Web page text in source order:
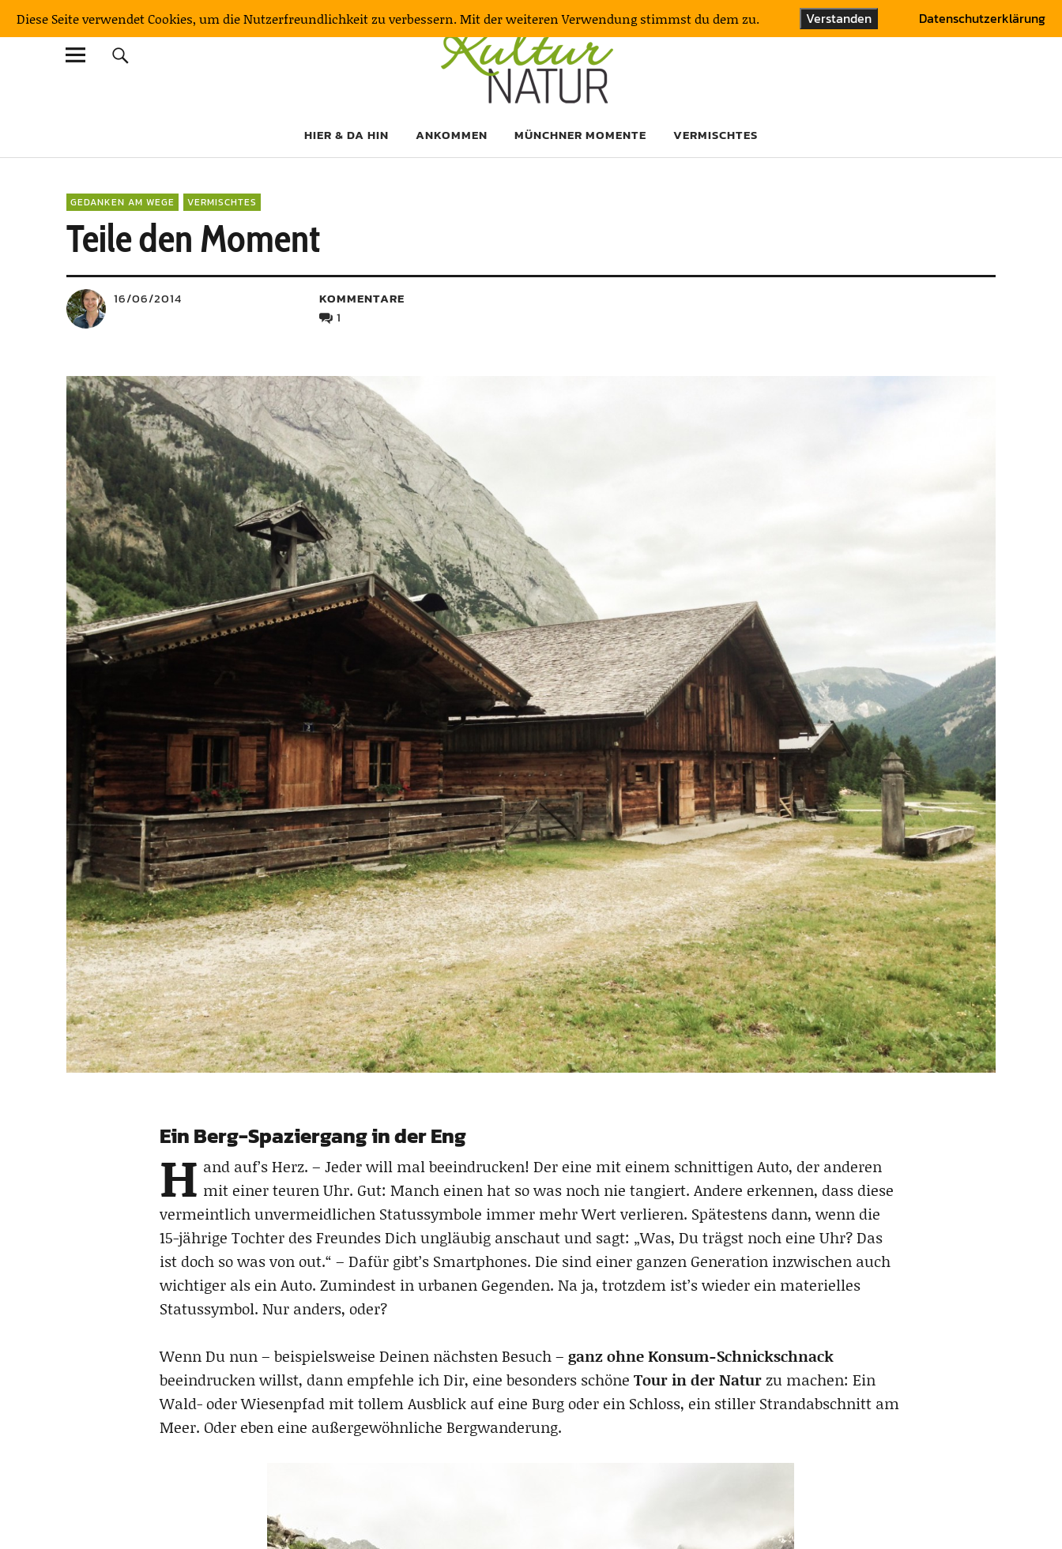
KulturNatur
HIER & DA HIN ANKOMMEN MÜNCHNER MOMENTE VERMISCHTES
GEDANKEN AM WEGE VERMISCHTES
Teile den Moment
16/06/2014
KOMMENTARE
1
Ein Berg-Spaziergang in der Eng
H and auf’s Herz. – Jeder will mal beeindrucken! Der eine mit einem schnittigen Auto, der anderen
mit einer teuren Uhr. Gut: Manch einen hat so was noch nie tangiert. Andere erkennen, dass diese
vermeintlich unvermeidlichen Statussymbole immer mehr Wert verlieren. Spätestens dann, wenn die
15-jährige Tochter des Freundes Dich ungläubig anschaut und sagt: „Was, Du trägst noch eine Uhr? Das
ist doch so was von out.“ – Dafür gibt’s Smartphones. Die sind einer ganzen Generation inzwischen auch
wichtiger als ein Auto. Zumindest in urbanen Gegenden. Na ja, trotzdem ist’s wieder ein materielles
Statussymbol. Nur anders, oder?
Wenn Du nun – beispielsweise Deinen nächsten Besuch – ganz ohne Konsum-Schnickschnack
beeindrucken willst, dann empfehle ich Dir, eine besonders schöne Tour in der Naturzu machen: Ein
Wald- oder Wiesenpfad mit tollem Ausblick auf eine Burg oder ein Schloss, ein stiller Strandabschnitt am
Meer. Oder eben eine außergewöhnliche Bergwanderung.
Diese Seite verwendet Cookies, um die Nutzerfreundlichkeit zu verbessern. Mit der weiteren Verwendung stimmst du dem zu. Verstanden Datenschutzerklärung